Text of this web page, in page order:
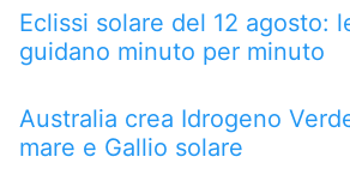
Eclissi solare del 12 agosto:
guidano minuto per minuto
Australia crea Idrogeno
mare e Gallio solare